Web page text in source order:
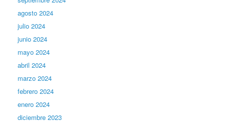
agosto 2024
julio 2024
junio 2024
mayo 2024
abril 2024
marzo 2024
febrero 2024
enero 2024
diciembre 2023